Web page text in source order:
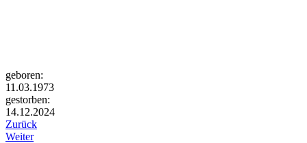
geboren:
11.03.1973
gestorben:
14.12.2024
Zurück
Weiter